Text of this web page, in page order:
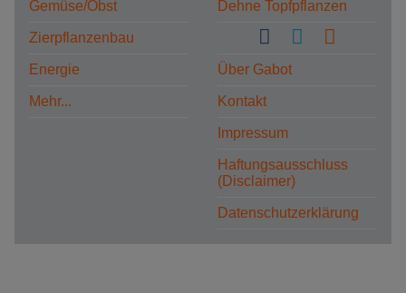
Gemüse/Obst
Zierpflanzenbau
Energie
Mehr...
Dehne Topfpflanzen
Über Gabot
Kontakt
Impressum
Haftungsausschluss
(Disclaimer)
Datenschutzerklärung